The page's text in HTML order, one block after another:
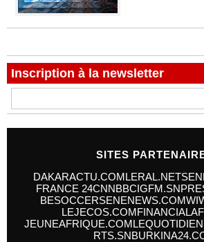
Inscription à la newsletter
SITES
DAKARACTU.COMLERAL.NET
FRANCE 24CNNBBCIGFM.SN
BESOCCERSENENEWS.COM
LEJECOS.COM
JEUNEAFRIQUE.COM
RTS.SN